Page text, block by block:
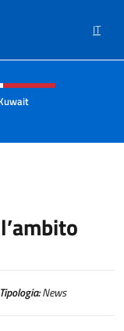
IT
e menù
Tipologia:News